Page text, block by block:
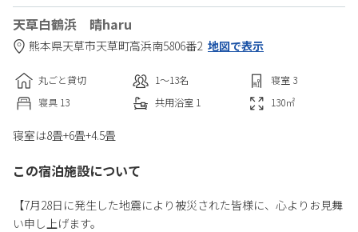
天草白鶴浜 晴haru
熊本県天草市天草町高浜南5806番2 地図で表示
丸ごと貸切 1〜13名 寝室 3
寝具 13 共用浴室 1 130㎡
寝室は8畳+6畳+4.5畳
この宿泊施設について
【7月28日に発生した地震により被災された皆様に、心よりお見舞
い申し上げます。